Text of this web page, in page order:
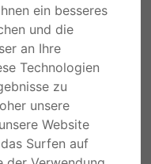
ein besseres
und die
an Ihre
Technologien
zu
unsere
Website
Surfen auf